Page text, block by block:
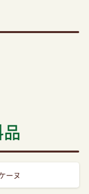
ーヌ